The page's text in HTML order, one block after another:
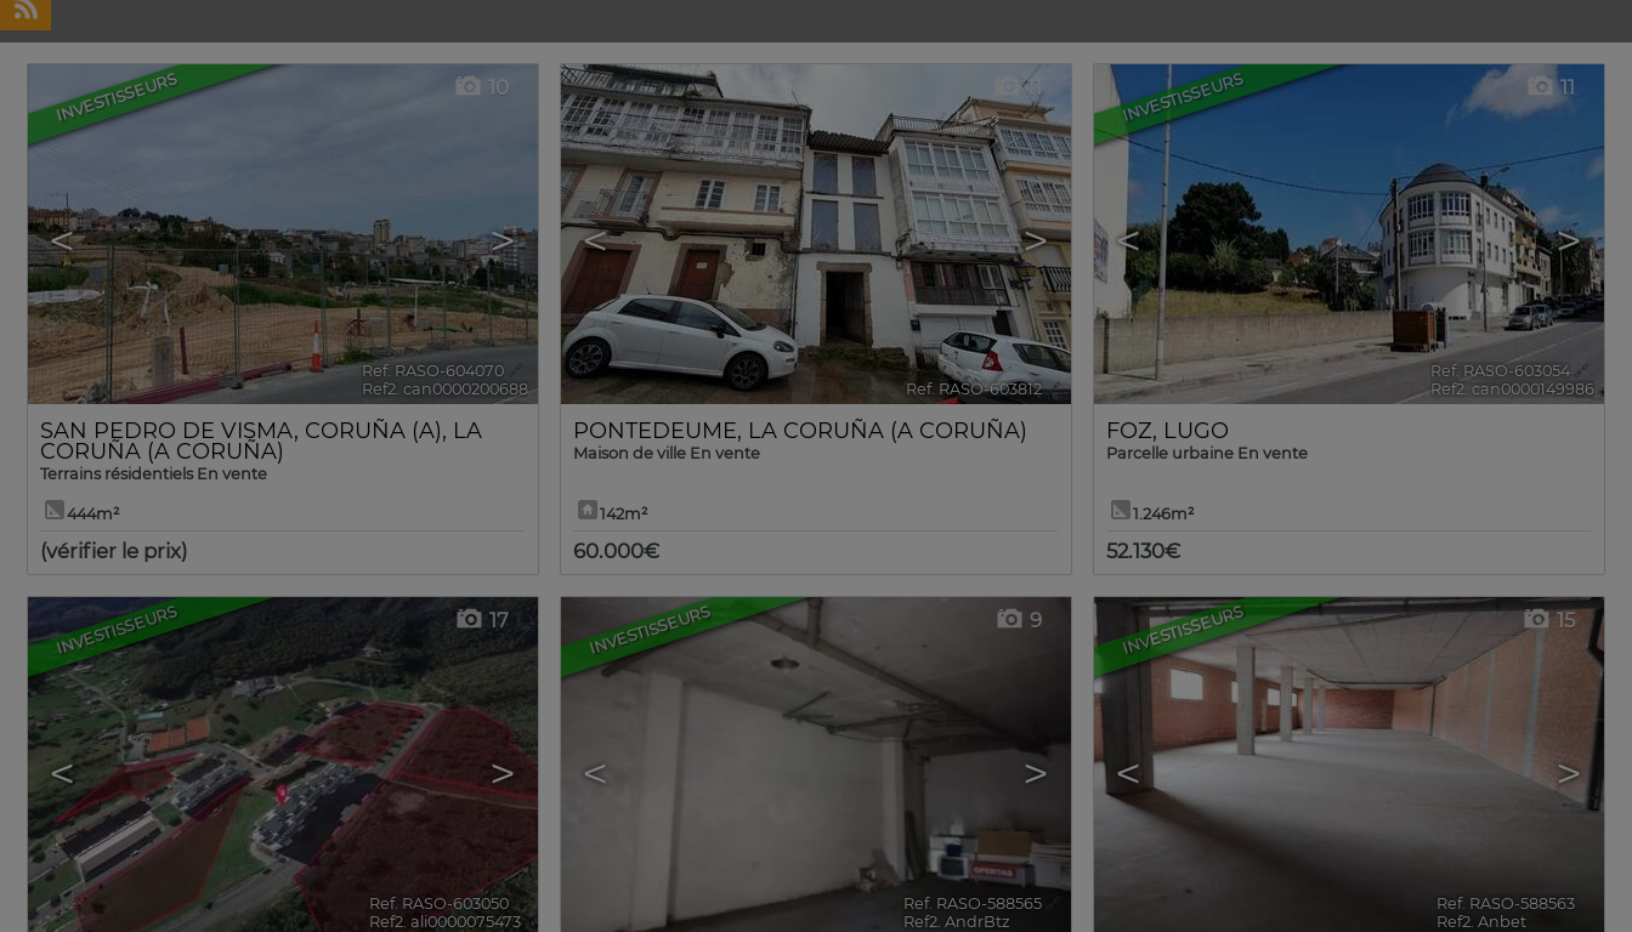
INVESTISSEURS
< >
10
Ref. RASO-604070 🔗
Ref2. can0000200688
SAN PEDRO DE VISMA, CORUÑA (A), LA
CORUÑA (A CORUÑA)
Terrains résidentiels En vente
444m²
(vérifier le prix)
< >
11
Ref. RASO-603812 🔗
PONTEDEUME, LA CORUÑA (A CORUÑA)
Maison de ville En vente
142m²
60.000€
INVESTISSEURS
< >
11
Ref. RASO-603054 🔗
Ref2. can0000149986
FOZ, LUGO
Parcelle urbaine En vente
1.246m²
52.130€
INVESTISSEURS
< >
17
Ref. RASO-603050 🔗
Ref2. ali0000075473
INVESTISSEURS
< >
9
Ref. RASO-588565
Ref2. AndrBtz
INVESTISSEURS
< >
15
Ref. RASO-588563
Ref2. Anbet